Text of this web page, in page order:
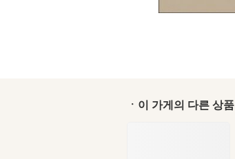
ㆍ이 가게의 다른 상품